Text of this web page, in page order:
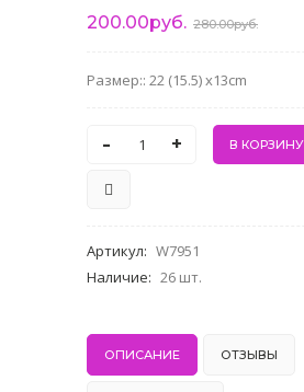
200.00руб. 280.00руб.
Размер:: 22 (15.5) x13cm
- +
Артикул: W7951
Наличие: 26 шт.
ОПИСАНИЕ ОТЗЫВЫ